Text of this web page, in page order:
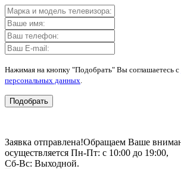
Нажимая на кнопку "Подобрать" Вы соглашаетесь с
персональных данных
Подобрать
Заявка отправлена!Обращаем Ваше
осуществляется Пн-Пт: с 10:00 до 19:00,
Сб-Вс: Выходной.